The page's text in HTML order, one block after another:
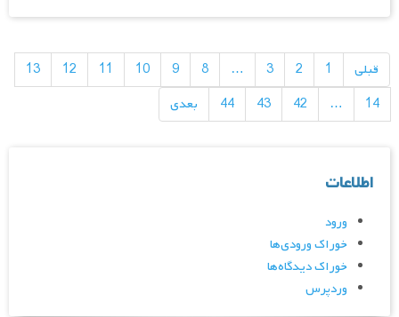
راهبری
نوشته‌ها
قبلی 1
2
3
…
8
9
10
11
12
13
14
…
42
43
44 بعدی
اطلاعات
ورود
خوراک ورودی‌ها
خوراک دیدگاه‌ها
وردپرس